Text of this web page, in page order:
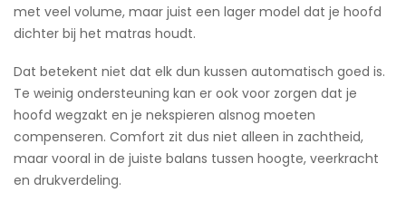
met veel volume, maar juist een lager model dat je hoofd
dichter bij het matras houdt.
Dat betekent niet dat elk dun kussen automatisch goed is.
Te weinig ondersteuning kan er ook voor zorgen dat je
hoofd wegzakt en je nekspieren alsnog moeten
compenseren. Comfort zit dus niet alleen in zachtheid,
maar vooral in de juiste balans tussen hoogte, veerkracht
en drukverdeling.